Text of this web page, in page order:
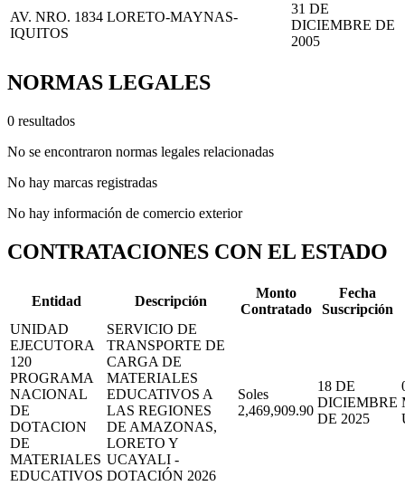
AV. NRO. 1834 LORETO-MAYNAS-
IQUITOS
31 DE
DICIEMBRE DE
2005
NORMAS LEGALES
0 resultados
No se encontraron normas legales relacionadas
No hay marcas registradas
No hay información de comercio exterior
CONTRATACIONES CON EL ESTADO
Entidad Descripción
Monto
Contratado
Fecha
Suscripción
UNIDAD
EJECUTORA
120
PROGRAMA
NACIONAL
DE
DOTACION
DE
MATERIALES
EDUCATIVOS
SERVICIO DE
TRANSPORTE DE
CARGA DE
MATERIALES
EDUCATIVOS A
LAS REGIONES
DE AMAZONAS,
LORETO Y
UCAYALI -
DOTACIÓN 2026
Soles
2,469,909.90
18 DE
DICIEMBRE
DE 2025